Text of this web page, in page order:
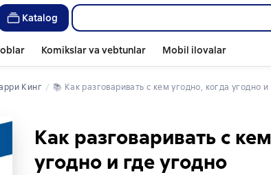
Katalog
Komikslar va vebtunlar Mobil ilovalar
Кинг 📚 Как разговаривать с кем угодно, когда угодно
Как разговаривать с
угодно и где угодно